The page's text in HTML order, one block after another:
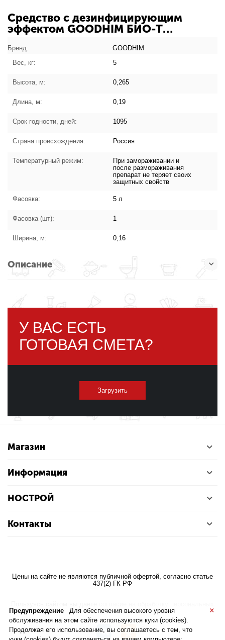
×
Предупреждение
Для обеспечения высокого уровня
обслуживания на этом сайте используются куки (cookies).
Продолжая его использование, вы соглашаетесь с тем, что
Средство с дезинфицирующим
эффектом GOODHIM БИО-Т
Бренд:
GOODHIM
Вес, кг:
5
Высота, м: 0,265
Длина, м: 0,19
Срок годности, дней: 1095
Страна происхождения: Россия
Температурный режим:
При замораживании и
после размораживания
препарат не теряет своих
защитных свойств
Фасовка: 5 л
Фасовка (шт): 1
Ширина, м: 0,16
Описание
У ВАС ЕСТЬ
ГОТОВАЯ СМЕТА?
Загрузить
Магазин
Информация
НОСТРОЙ
Контакты
Цены на сайте не являются публичной офертой, согласно статье
437(2) ГК РФ
данных